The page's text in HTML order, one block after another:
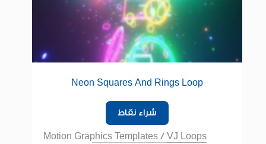
Neon Squares And Rings Loop
شراء نقاط
Motion Graphics Templates / VJ Loops